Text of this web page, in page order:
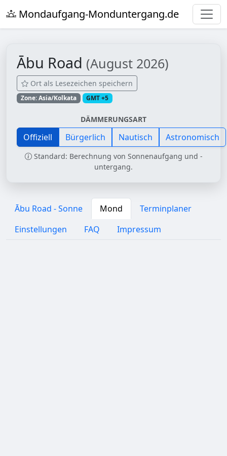
Mondaufgang-Monduntergang.de
Ābu Road (August 2026)
Ort als Lesezeichen speichern
Zone: Asia/Kolkata GMT +5
DÄMMERUNGSART
Offiziell Bürgerlich Nautisch Astronomisch
Standard: Berechnung von Sonnenaufgang und -
untergang.
Ābu Road - Sonne Mond
Terminplaner
Einstellungen
FAQ Impressum